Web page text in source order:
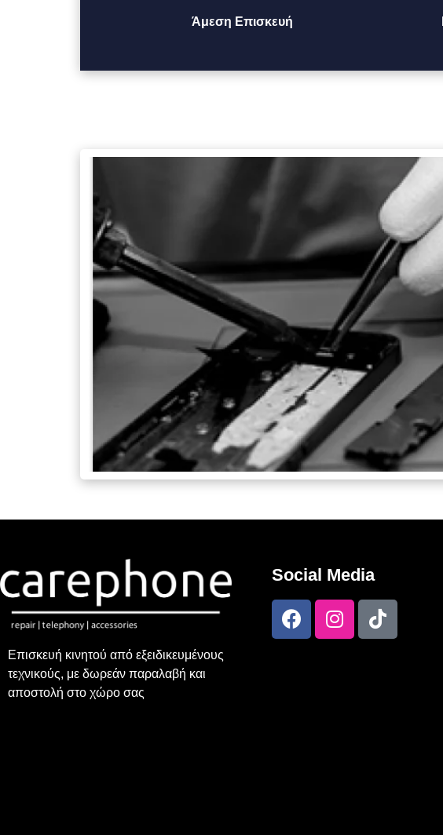
Άμεση Επισκευή
Επισκευή κινητού από εξειδικευμένους
τεχνικούς, με δωρεάν παραλαβή και
αποστολή στο χώρο σας
Social Media